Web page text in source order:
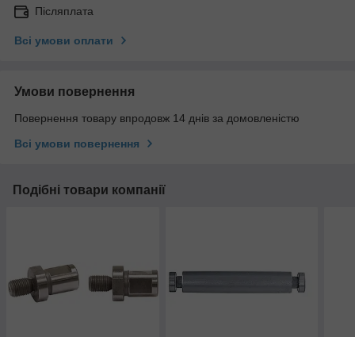
Післяплата
Всі умови оплати
Умови повернення
Повернення товару впродовж 14 днів за домовленістю
Всі умови повернення
Подібні товари компанії